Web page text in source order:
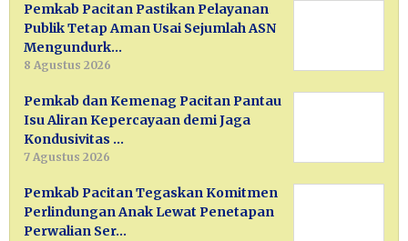
Pemkab Pacitan Pastikan Pelayanan
Publik Tetap Aman Usai Sejumlah ASN
Mengundurk…
8 Agustus 2026
Pemkab dan Kemenag Pacitan Pantau
Isu Aliran Kepercayaan demi Jaga
Kondusivitas …
7 Agustus 2026
Pemkab Pacitan Tegaskan Komitmen
Perlindungan Anak Lewat Penetapan
Perwalian Ser…